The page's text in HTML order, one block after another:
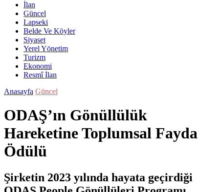
İlan
Güncel
Lapseki
Belde Ve Köyler
Siyaset
Yerel Yönetim
Turizm
Ekonomi
Resmî İlan
Anasayfa Güncel
ODAŞ’ın Gönüllülük
Hareketine Toplumsal Fayda
Ödülü
Şirketin 2023 yılında hayata geçirdiği